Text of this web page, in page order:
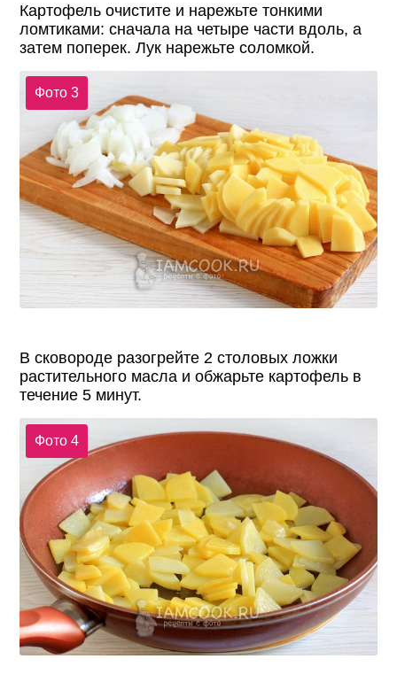
Картофель очистите и нарежьте тонкими
ломтиками: сначала на четыре части вдоль, а
затем поперек. Лук нарежьте соломкой.
Фото 3
В сковороде разогрейте 2 столовых ложки
растительного масла и обжарьте картофель в
течение 5 минут.
Фото 4